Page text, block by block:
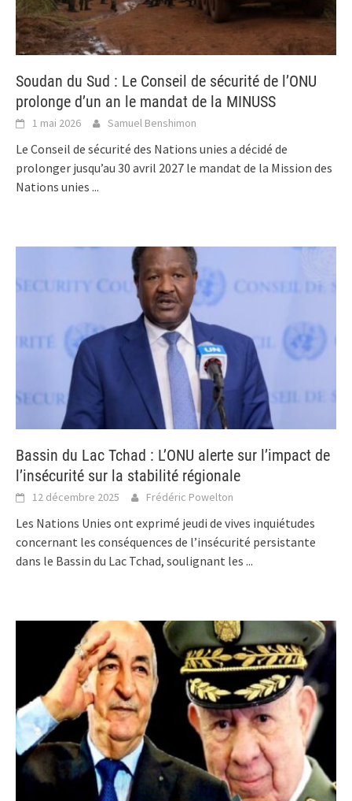
Soudan du Sud : Le Conseil de sécurité de l’ONU
prolonge d’un an le mandat de la MINUSS
1 mai 2026 Samuel Benshimon
Le Conseil de sécurité des Nations unies a décidé de
prolonger jusqu’au 30 avril 2027 le mandat de la Mission des
Nations unies ...
Bassin du Lac Tchad : L’ONU alerte sur l’impact de
l’insécurité sur la stabilité régionale
12 décembre 2025 Frédéric Powelton
Les Nations Unies ont exprimé jeudi de vives inquiétudes
concernant les conséquences de l’insécurité persistante
dans le Bassin du Lac Tchad, soulignant les ...